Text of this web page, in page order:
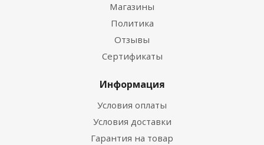
Магазины
Политика
Отзывы
Сертификаты
Информация
Условия оплаты
Условия доставки
Гарантия на товар